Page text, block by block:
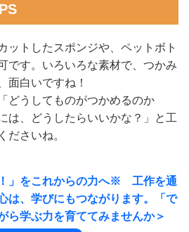
ットしたスポンジや、ペットボト
です。いろいろな素材で、つかみ
面白いですね！
どうしてものがつかめるのか
は、どうしたらいいかな？」と工
ださいね。
」をこれからの力へ※ 工作を通
は、学びにもつながります。「で
ら学ぶ力を育ててみませんか＞